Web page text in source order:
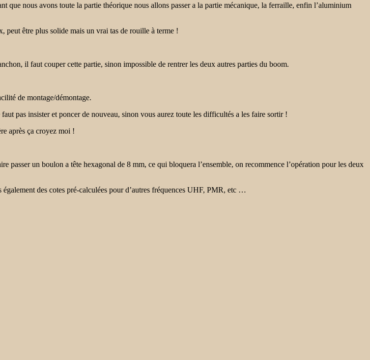
que nous avons toute la partie théorique nous allons passer a la partie mécanique, la ferraille, enfin l’aluminium
peut être plus solide mais un vrai tas de rouille à terme !
il faut couper cette partie, sinon impossible de rentrer les deux autres parties du boom.
de montage/démontage.
pas insister et poncer de nouveau, sinon vous aurez toute les difficultés a les faire sortir !
après ça croyez moi !
passer un boulon a tête hexagonal de 8 mm, ce qui bloquera l’ensemble, on recommence l’opération pour les deux
des cotes pré-calculées pour d’autres fréquences UHF, PMR, etc …